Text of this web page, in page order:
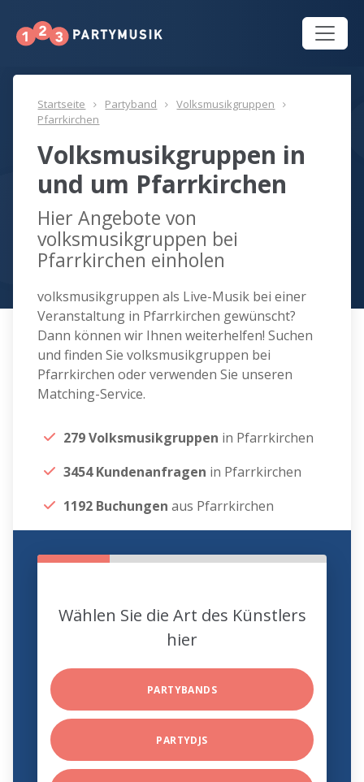
Startseite Partyband
Volksmusikgruppen
Pfarrkirchen
Volksmusikgruppen in
und um Pfarrkirchen
Hier Angebote von
volksmusikgruppen bei
Pfarrkirchen einholen
volksmusikgruppen als Live-Musik bei einer
Veranstaltung in Pfarrkirchen gewünscht?
Dann können wir Ihnen weiterhelfen! Suchen
und finden Sie volksmusikgruppen bei
Pfarrkirchen oder verwenden Sie unseren
Matching-Service.
279 Volksmusikgruppen in Pfarrkirchen
3454 Kundenanfragen in Pfarrkirchen
1192 Buchungen aus Pfarrkirchen
Wählen Sie die Art des Künstlers
hier
PARTYBANDS
PARTYDJS